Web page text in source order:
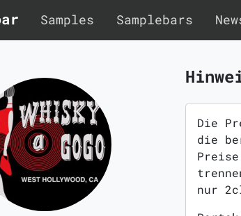
Samples Samplebars
Die
die
nur